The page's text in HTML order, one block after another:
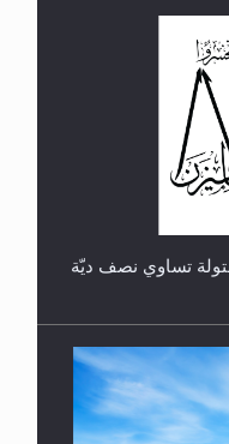
4...
تساوي نصف ديّة